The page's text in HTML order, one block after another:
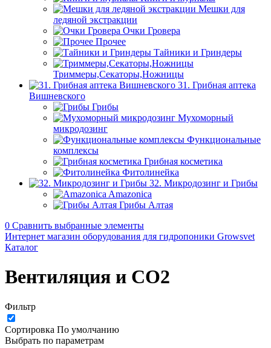
Мешки для
ледяной экстракции
Очки Гровера
Прочее
Тайники и Гриндеры
Триммеры,Секаторы,Ножницы
31. Грибная аптека
Вишневского
Грибы
Мухоморный
микродозинг
Функциональные
комплексы
Грибная косметика
Фитолинейка
32. Микродозинг и Грибы
Amazonica
Грибы Алтая
0 Сравнить выбранные элементы
Интернет магазин оборудования для гидропоники Growsvet
Каталог
Вентиляция и CO2
Фильтр
Сортировка По умолчанию
Выбрать по параметрам